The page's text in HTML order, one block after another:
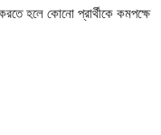
হলে কোনো প্রার্থীকে কমপক্ষে